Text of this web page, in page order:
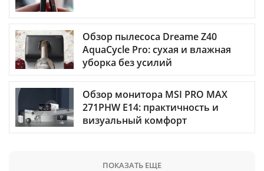
Обзор пылесоса Dreame Z40
AquaCycle Pro: сухая и влажная
уборка без усилий
Обзор монитора MSI PRO MAX
271PHW E14: практичность и
визуальный комфорт
ПОКАЗАТЬ ЕЩЕ